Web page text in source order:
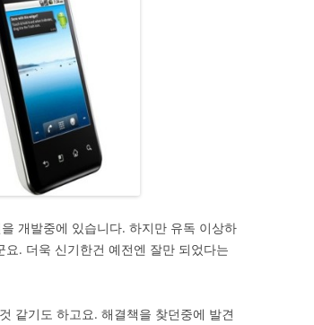
개발중에 있습니다. 하지만 유독 이상하
. 더욱 신기한건 예전엔 잘만 되었다는
같기도 하고요. 해결책을 찾던중에 발견